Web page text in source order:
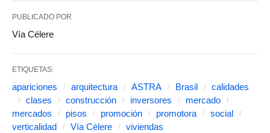
PUBLICADO POR
Vía Célere
ETIQUETAS:
apariciones arquitectura ASTRA Brasil
calidades
clases
construcción inversores
mercado
mercados
pisos promoción promotora
social
verticalidad
Vía Célere viviendas